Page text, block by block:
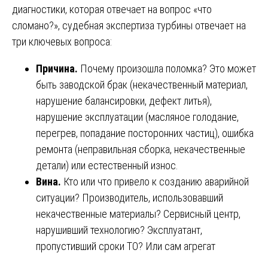
диагностики, которая отвечает на вопрос «что
сломано?», судебная экспертиза турбины отвечает на
три ключевых вопроса:
Причина. Почему произошла поломка? Это может
быть заводской брак (некачественный материал,
нарушение балансировки, дефект литья),
нарушение эксплуатации (масляное голодание,
перегрев, попадание посторонних частиц), ошибка
ремонта (неправильная сборка, некачественные
детали) или естественный износ.
Вина. Кто или что привело к созданию аварийной
ситуации? Производитель, использовавший
некачественные материалы? Сервисный центр,
нарушивший технологию? Эксплуатант,
пропустивший сроки ТО? Или сам агрегат